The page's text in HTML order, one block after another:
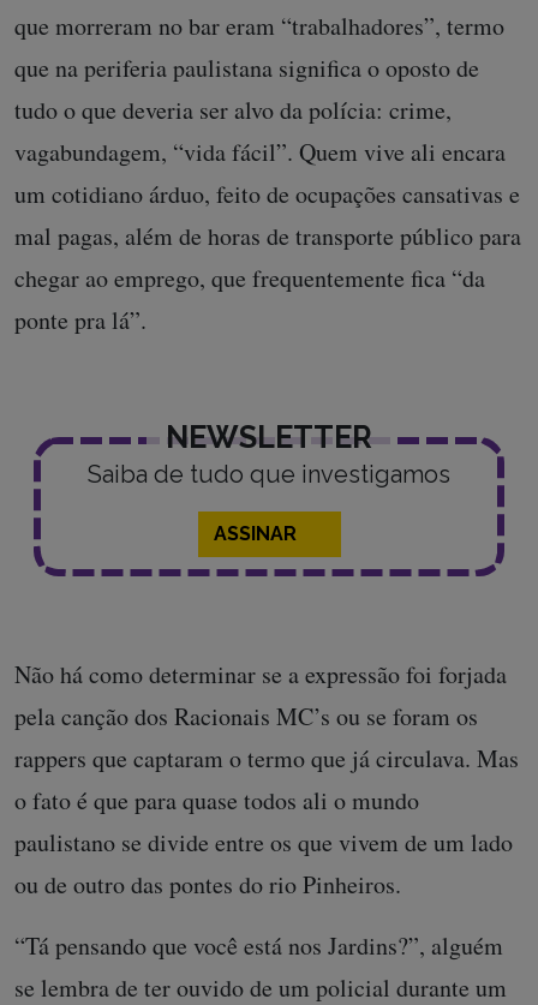
que morreram no bar eram “trabalhadores”, termo
que na periferia paulistana significa o oposto de
tudo o que deveria ser alvo da polícia: crime,
vagabundagem, “vida fácil”. Quem vive ali encara
um cotidiano árduo, feito de ocupações cansativas e
mal pagas, além de horas de transporte público para
chegar ao emprego, que frequentemente fica “da
ponte pra lá”.
NEWSLETTER
Saiba de tudo que investigamos
ASSINAR
Não há como determinar se a expressão foi forjada
pela canção dos Racionais MC’s ou se foram os
rappers que captaram o termo que já circulava. Mas
o fato é que para quase todos ali o mundo
paulistano se divide entre os que vivem de um lado
ou de outro das pontes do rio Pinheiros.
“Tá pensando que você está nos Jardins?”, alguém
se lembra de ter ouvido de um policial durante um